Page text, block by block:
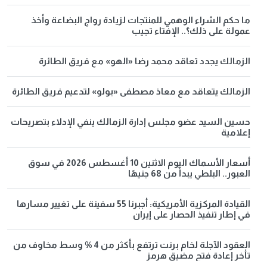
ما حكم الشراء الوهمي للمنتجات لزيادة رواج البضاعة وأخذ
عمولة على ذلك؟.. الإفتاء تجيب
الزمالك يجدد تعاقد محمد رضا «الهو» مع فريق الطائرة
الزمالك يتعاقد مع معاذ مصطفى «بولو» لتدعيم فريق الطائرة
حسين السيد عضو مجلس إدارة الزمالك ينفي الإدلاء بتصريحات
إعلامية
أسعار الأسماك اليوم الاثنين 10 أغسطس 2026 في سوق
العبور.. البلطي يبدأ من 68 جنيهًا
القيادة المركزية الأمريكية: أجبرنا 55 سفينة على تغيير مسارها
في إطار تنفيذ الحصار على إيران
العقود الآجلة لخام برنت ترتفع بأكثر من 4 % وسط مخاوف من
تأخر إعادة فتح مضيق هرمز